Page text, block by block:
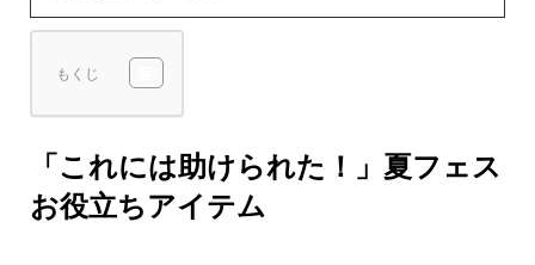
もくじ
「これには助けられた！」夏フェス
お役立ちアイテム